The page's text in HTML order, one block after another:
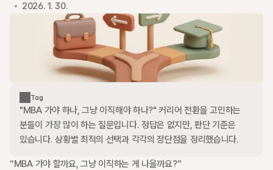
2026. 1. 30.
Tag
"MBA 가야 하나, 그냥 이직해야 하나?" 커리어 전환을 고민하는
분들이 가장 많이 하는 질문입니다. 정답은 없지만, 판단 기준은
있습니다. 상황별 최적의 선택과 각각의 장단점을 정리했습니다.
“MBA 가야 할까요, 그냥 이직하는 게 나을까요?”